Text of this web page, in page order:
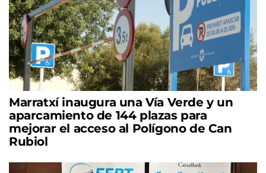
Marratxí inaugura una Vía Verde y un
aparcamiento de 144 plazas para
mejorar el acceso al Polígono de Can
Rubiol